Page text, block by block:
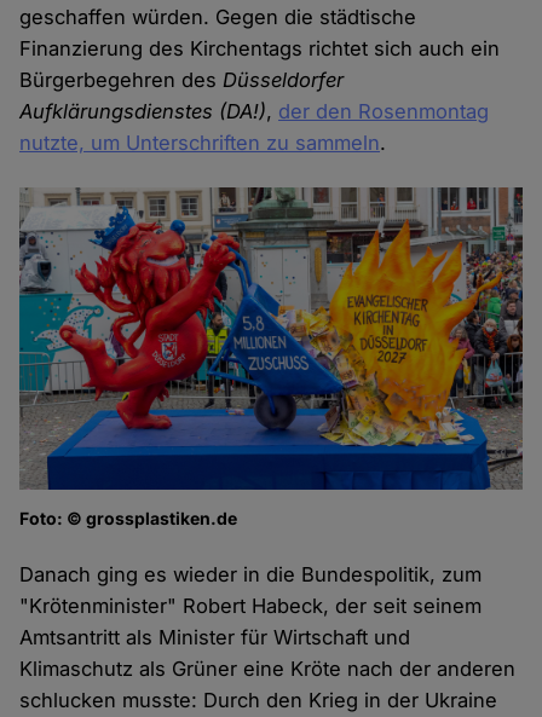
geschaffen würden. Gegen die städtische
Finanzierung des Kirchentags richtet sich auch ein
Bürgerbegehren desDüsseldorfer
Aufklärungsdienstes (DA!), der den Rosenmontag
nutzte, um Unterschriften zu sammeln.
Foto: © grossplastiken.de
Danach ging es wieder in die Bundespolitik, zum
"Krötenminister" Robert Habeck, der seit seinem
Amtsantritt als Minister für Wirtschaft und
Klimaschutz als Grüner eine Kröte nach der anderen
schlucken musste: Durch den Krieg in der Ukraine